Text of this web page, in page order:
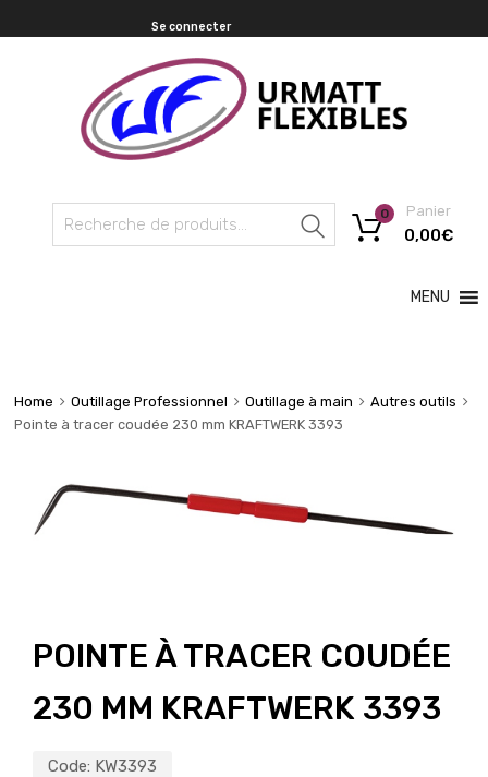
Se connecter
Recherche
Panier
0,00€
0
MENU
Home Outillage Professionnel Outillage à main
Autres outils
Pointe à tracer coudée 230 mm KRAFTWERK 3393
POINTE À TRACER COUDÉE
230 MM KRAFTWERK 3393
Code: KW3393